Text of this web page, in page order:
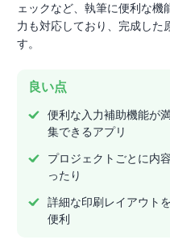
ェックなど、執筆に便利な機
力も対応しており、完成した
す。
良い点
便利な入力補助機能が
集できるアプリ
プロジェクトごとに内
ったり
詳細な印刷レイアウト
便利